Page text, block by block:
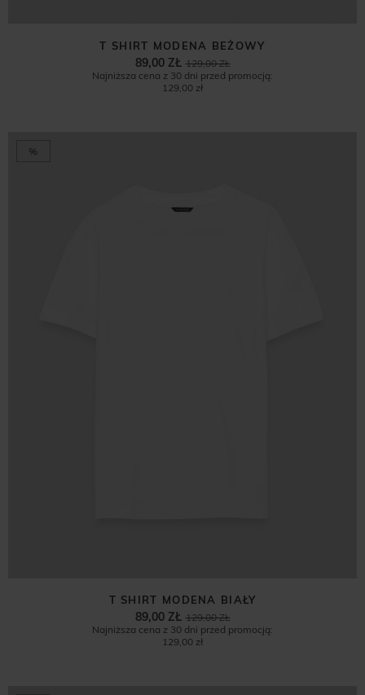
T SHIRT MODENA BEŻOWY
129,00 ZŁ
89,00 ZŁ
Najniższa cena z 30 dni przed promocją:
129,00 zł
%
T SHIRT MODENA BIAŁY
129,00 ZŁ
89,00 ZŁ
Najniższa cena z 30 dni przed promocją:
129,00 zł